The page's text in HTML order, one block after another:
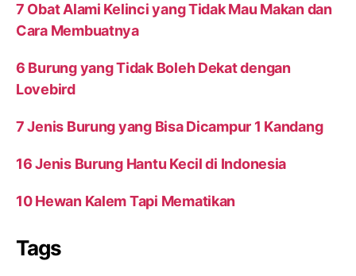
7 Obat Alami Kelinci yang Tidak Mau Makan dan
Cara Membuatnya
6 Burung yang Tidak Boleh Dekat dengan
Lovebird
7 Jenis Burung yang Bisa Dicampur 1 Kandang
16 Jenis Burung Hantu Kecil di Indonesia
10 Hewan Kalem Tapi Mematikan
Tags